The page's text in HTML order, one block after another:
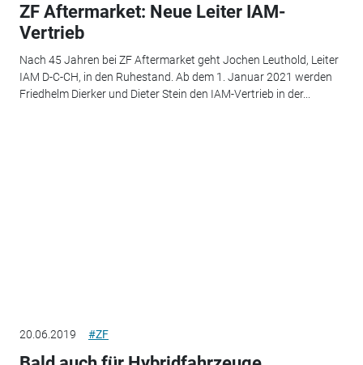
ZF Aftermarket: Neue Leiter IAM-
Vertrieb
Nach 45 Jahren bei ZF Aftermarket geht Jochen Leuthold, Leiter
IAM D-C-CH, in den Ruhestand. Ab dem 1. Januar 2021 werden
Friedhelm Dierker und Dieter Stein den IAM-Vertrieb in der...
20.06.2019 #ZF